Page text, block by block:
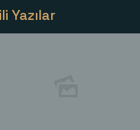
Yazılar